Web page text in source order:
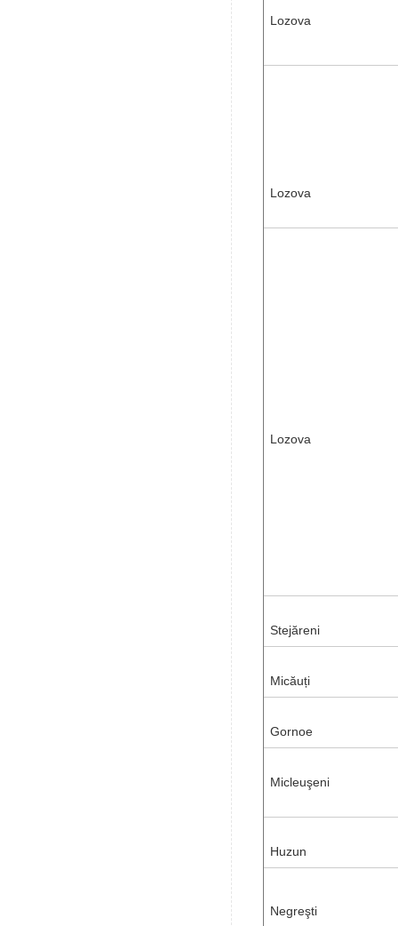
Lozova
Lozova
Lozova
Stejăreni
Micăuți
Gornoe
Micleuşeni
Huzun
Negreşti